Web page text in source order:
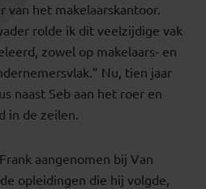
van het makelaarskantoor.
rolde ik dit veelzijdige vak
zowel op makelaars- en
Nu, tien jaar
naast Seb aan het roer en
in de zeilen.
aangenomen bij Van
opleidingen die hij volgde,